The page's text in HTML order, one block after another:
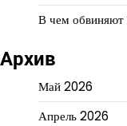
В чем обвиняют
Архив
Май 2026
Апрель 2026